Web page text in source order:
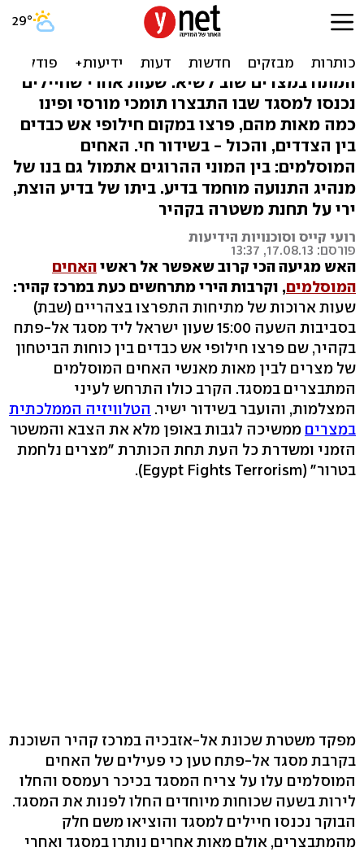
חילופי אש בקהיר. 173 הרוגים
המתח במצרים שוב לשיא: שעות אחרי שחיילים
נכנסו למסגד שבו התבצרו תומכי מורסי ופינו
כמה מאות מהם, פרצו במקום חילופי אש כבדים
בין הצדדים, והכול - בשידור חי. האחים
המוסלמים: בין המוני ההרוגים אתמול גם בנו של
מנהיג התנועה מוחמד בדיע. ביתו של בדיע הוצת,
ירי על תחנת משטרה בקהיר
רועי קייס וסוכנויות הידיעות
פורסם: 17.08.13, 13:37
האש מגיעה הכי קרוב שאפשר אל ראשיהאחים
המוסלמים, וקרבות הירי מתרחשים כעת במרכז קהיר:
שעות ארוכות של מתיחות התפרצו בצהריים (שבת)
בסביבות השעה 15:00 שעון ישראל ליד מסגד אל-פתח
בקהיר, שם פרצו חילופי אש כבדים בין כוחות הביטחון
של מצרים לבין מאות מאנשי האחים המוסלמים
המתבצרים במסגד. הקרב כולו התרחש לעיני
המצלמות, והועבר בשידור ישיר. הטלוויזיה הממלכתית
במצרים ממשיכה לגבות באופן מלא את הצבא והמשטר
הזמני ומשדרת כל העת תחת הכותרת "מצרים נלחמת
בטרור" (Egypt Fights Terrorism).
מפקד משטרת שכונת אל-אזבכיה במרכז קהיר השוכנת
בקרבת מסגד אל-פתח טען כי פעילים של האחים
המוסלמים עלו על צריח המסגד בכיכר רעמסס והחלו
לירות בשעה שכוחות מיוחדים החלו לפנות את המסגד.
הבוקר נכנסו חיילים למסגד והוציאו משם חלק
מהמתבצרים, אולם מאות אחרים נותרו במסגד ואחרי